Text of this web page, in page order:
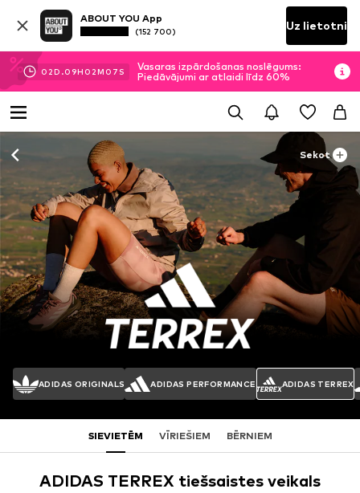
ABOUT YOU App
(152 700) Uz lietotni
02D.09H 02M 06 S
Vasaras izpārdošanas noslēgums:
Piedāvājumi ar atlaidi līdz 60%
Sekot
ADIDAS ORIGINALS ADIDAS PERFORMANCE ADIDAS TERREX
SIEVIETĒM VĪRIEŠIEM BĒRNIEM
ADIDAS TERREX tiešsaistes veikals